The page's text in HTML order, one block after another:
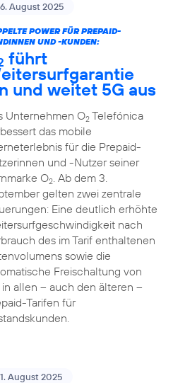
August 2025
POWER FÜR PREPAID-
UND -KUNDEN:
führt
und weitet 5G aus
Unternehmen O2Telefónica
das mobile
für die Prepaid-
und -Nutzer seiner
O2. Ab dem 3.
gelten zwei zentrale
Eine deutlich erhöhte
nach
des im Tarif enthaltenen
sowie die
Freischaltung von
in allen – auch den älteren –
Tarifen für
August 2025